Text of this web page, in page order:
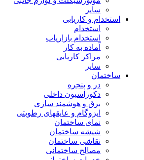
سایر
استخدام و کاریابی
استخدام
استخدام بازاریاب
آماده به کار
مراکز کاریابی
سایر
ساختمان
در و پنجره
دکوراسیون داخلی
برق و هوشمند سازی
ایزوگام و عایقهای رطوبتی
نمای ساختمان
شیشه ساختمان
نقاشی ساختمان
مصالح ساختمانی